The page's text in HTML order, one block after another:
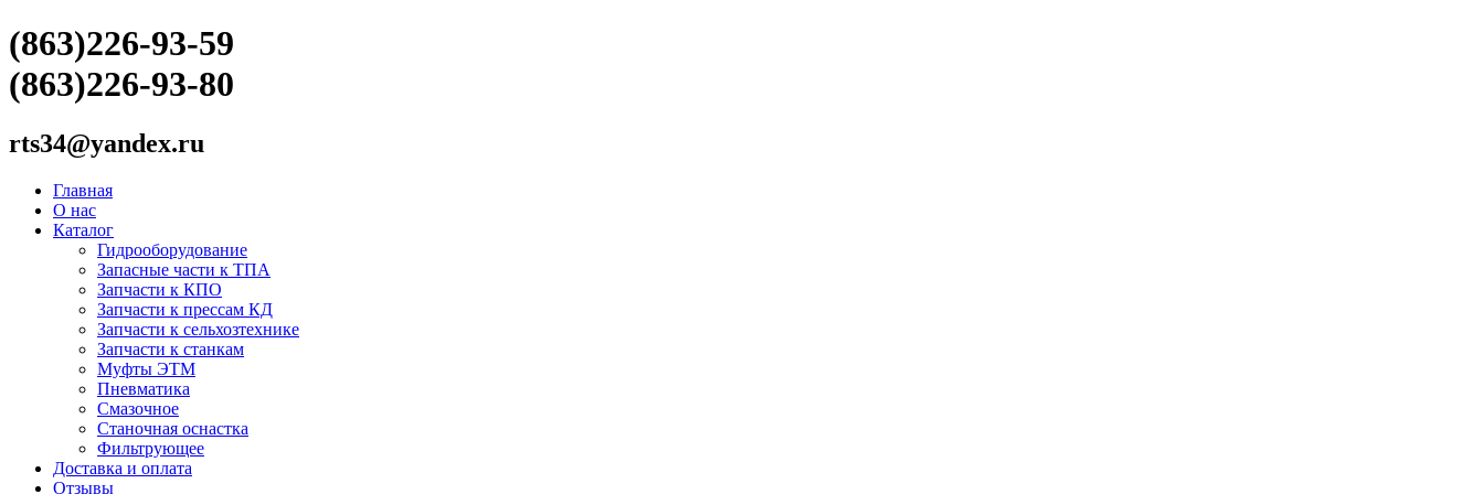
(863)226-93-59
(863)226-93-80
rts34@yandex.ru
Главная
О нас
Каталог
Гидрооборудование
Запасные части к ТПА
Запчасти к КПО
Запчасти к прессам КД
Запчасти к сельхозтехнике
Запчасти к станкам
Муфты ЭТМ
Пневматика
Смазочное
Станочная оснастка
Фильтрующее
Доставка и оплата
Отзывы